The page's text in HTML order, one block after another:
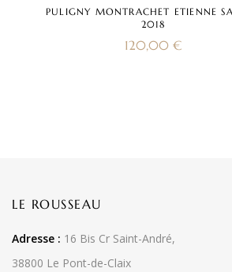
PULIGNY MONTRACHET ETIENNE
2018
120,00 €
LE ROUSSEAU
Adresse : 16 Bis Cr Saint-André,
38800 Le Pont-de-Claix